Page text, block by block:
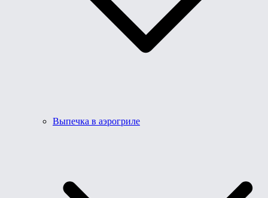
Выпечка в аэрогриле